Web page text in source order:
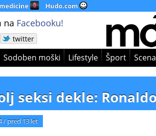
Hudo.com
na Facebooku!
twitter
Sodoben moški Lifestyle Šport Scena
seksi dekle:
/ pred 13 let